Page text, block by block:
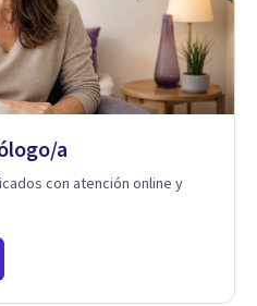
a
con atención online y